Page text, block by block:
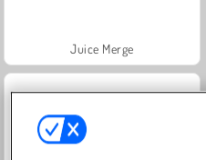
Juice Merge